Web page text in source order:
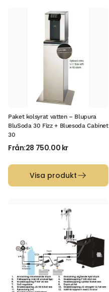
Paket kolsyrat vatten – Blupura
BluSoda 30 Fizz + Bluesoda Cabinet
30
Från:28 750.00 kr
Visa produkt